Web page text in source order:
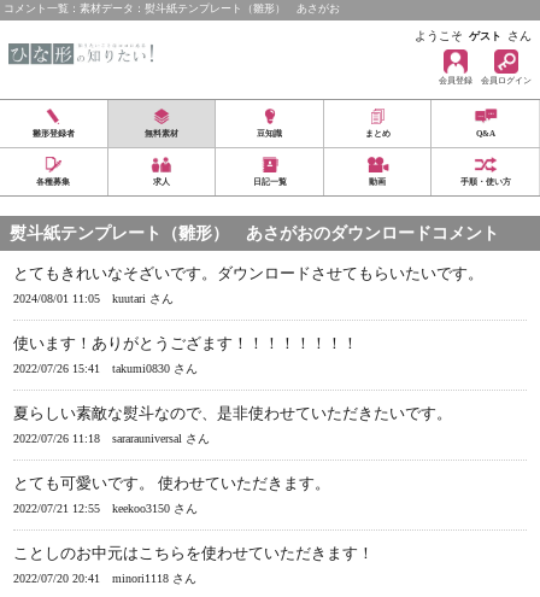
コメント一覧：素材データ：熨斗紙テンプレート（雛形） あさがお
ようこそ ゲスト さん
会員登録 会員ログイン
雛形登録者 無料素材 豆知識 まとめ Q&A
各種募集 求人 日記一覧 動画 手順・使い方
熨斗紙テンプレート（雛形） あさがおのダウンロードコメント
とてもきれいなそざいです。ダウンロードさせてもらいたいです。
2024/08/01 11:05 kuutari さん
使います！ありがとうござます！！！！！！！！
2022/07/26 15:41 takumi0830 さん
夏らしい素敵な熨斗なので、是非使わせていただきたいです。
2022/07/26 11:18 sararauniversal さん
とても可愛いです。 使わせていただきます。
2022/07/21 12:55 keekoo3150 さん
ことしのお中元はこちらを使わせていただきます！
2022/07/20 20:41 minori1118 さん